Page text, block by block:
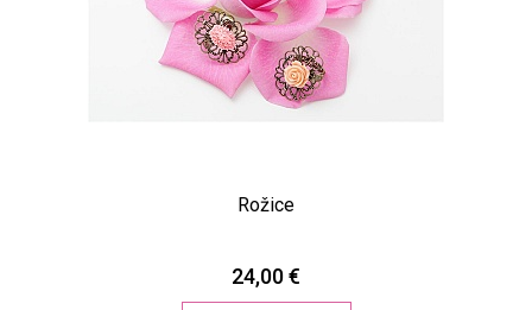
Rožice
24,00 €